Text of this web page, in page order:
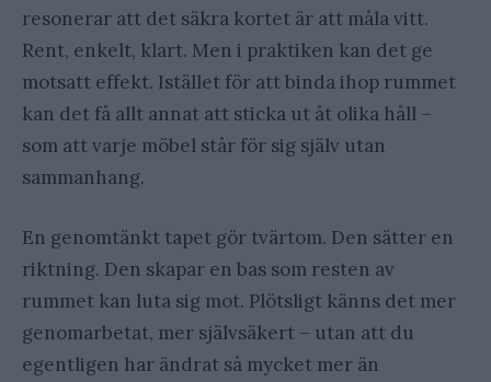
resonerar att det säkra kortet är att måla vitt.
Rent, enkelt, klart. Men i praktiken kan det ge
motsatt effekt. Istället för att binda ihop rummet
kan det få allt annat att sticka ut åt olika håll –
som att varje möbel står för sig själv utan
sammanhang.
En genomtänkt tapet gör tvärtom. Den sätter en
riktning. Den skapar en bas som resten av
rummet kan luta sig mot. Plötsligt känns det mer
genomarbetat, mer självsäkert – utan att du
egentligen har ändrat så mycket mer än